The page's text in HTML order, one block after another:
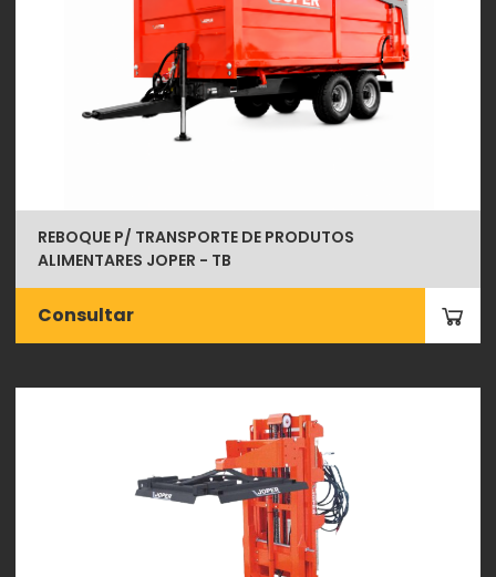
REBOQUE P/ TRANSPORTE DE PRODUTOS
ALIMENTARES JOPER - TB
Consultar